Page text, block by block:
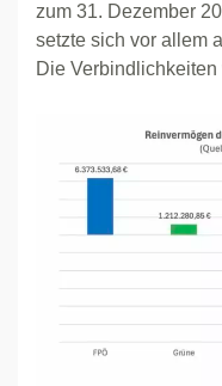
zum 31. Dezember
setzte sich vor allem
Die